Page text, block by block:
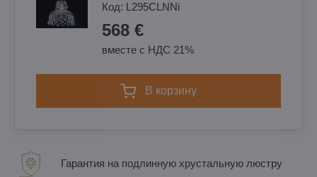
Код: L295CLNNi
568 €
вместе с НДС 21%
в корзину
Гарантия на подлинную хрустальную люстру